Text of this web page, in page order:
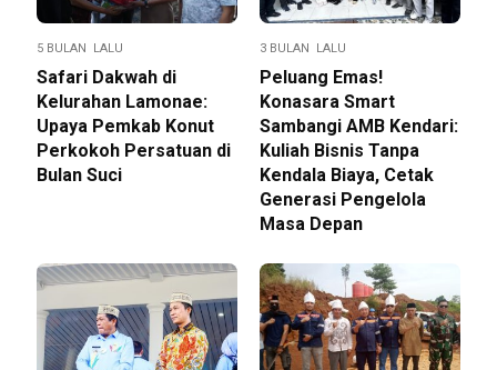
5 BULAN LALU
Safari Dakwah di
Kelurahan Lamonae:
Upaya Pemkab Konut
Perkokoh Persatuan di
Bulan Suci
3 BULAN LALU
Peluang Emas!
Konasara Smart
Sambangi AMB Kendari:
Kuliah Bisnis Tanpa
Kendala Biaya, Cetak
Generasi Pengelola
Masa Depan